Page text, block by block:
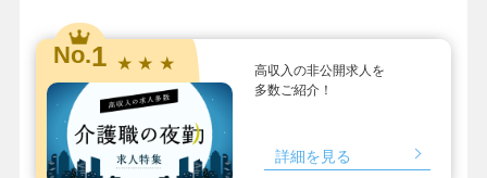
No.1 ★ ★ ★
高収入の非公開求人を
多数ご紹介！
詳細を見る